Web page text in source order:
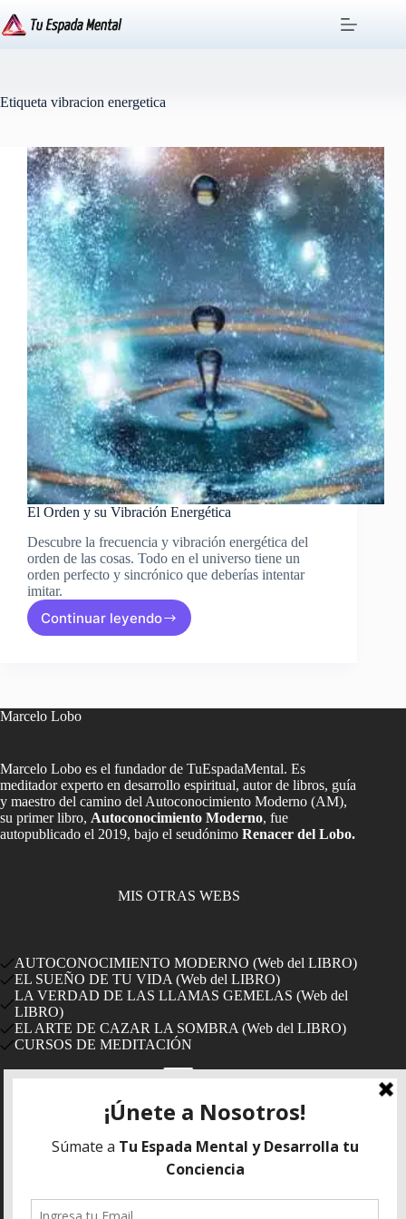
al
contenido
Etiqueta vibracion energetica
El Orden y su Vibración Energética
Descubre la frecuencia y vibración energética del
orden de las cosas. Todo en el universo tiene un
orden perfecto y sincrónico que deberías intentar
imitar.
Continuar leyendo
El
Energética
Marcelo Lobo
Marcelo Lobo es el fundador de TuEspadaMental. Es
meditador experto en desarrollo espiritual, autor de libros, guía
y maestro del camino del Autoconocimiento Moderno (AM),
su primer libro, Autoconocimiento Moderno, fue
autopublicado el 2019, bajo el seudónimo Renacer del Lobo.
MIS OTRAS WEBS
AUTOCONOCIMIENTO MODERNO (Web del LIBRO)
EL SUEÑO DE TU VIDA (Web del LIBRO)
LA VERDAD DE LAS LLAMAS GEMELAS (Web del
LIBRO)
EL ARTE DE CAZAR LA SOMBRA (Web del LIBRO)
CURSOS DE MEDITACIÓN